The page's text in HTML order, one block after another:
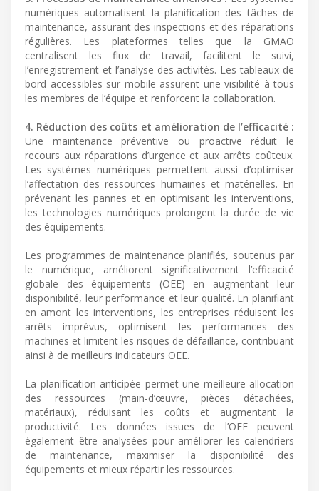
numériques automatisent la planification des tâches de
maintenance, assurant des inspections et des réparations
régulières. Les plateformes telles que la GMAO
centralisent les flux de travail, facilitent le suivi,
l’enregistrement et l’analyse des activités. Les tableaux de
bord accessibles sur mobile assurent une visibilité à tous
les membres de l’équipe et renforcent la collaboration.
4. Réduction des coûts et amélioration de l’efficacité :
Une maintenance préventive ou proactive réduit le
recours aux réparations d’urgence et aux arrêts coûteux.
Les systèmes numériques permettent aussi d’optimiser
l’affectation des ressources humaines et matérielles. En
prévenant les pannes et en optimisant les interventions,
les technologies numériques prolongent la durée de vie
des équipements.
Les programmes de maintenance planifiés, soutenus par
le numérique, améliorent significativement l’efficacité
globale des équipements (OEE) en augmentant leur
disponibilité, leur performance et leur qualité. En planifiant
en amont les interventions, les entreprises réduisent les
arrêts imprévus, optimisent les performances des
machines et limitent les risques de défaillance, contribuant
ainsi à de meilleurs indicateurs OEE.
La planification anticipée permet une meilleure allocation
des ressources (main-d’œuvre, pièces détachées,
matériaux), réduisant les coûts et augmentant la
productivité. Les données issues de l’OEE peuvent
également être analysées pour améliorer les calendriers
de maintenance, maximiser la disponibilité des
équipements et mieux répartir les ressources.